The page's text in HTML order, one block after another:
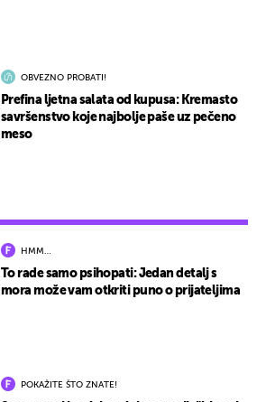
HMM…
To rade samo psihopati: Jedan detalj s
mora može vam otkriti puno o prijateljima
POKAŽITE ŠTO ZNATE!
OBVEZNO PROBATI!
Prefina ljetna salata od kupusa: Kremasto
savršenstvo koje najbolje paše uz pečeno
meso